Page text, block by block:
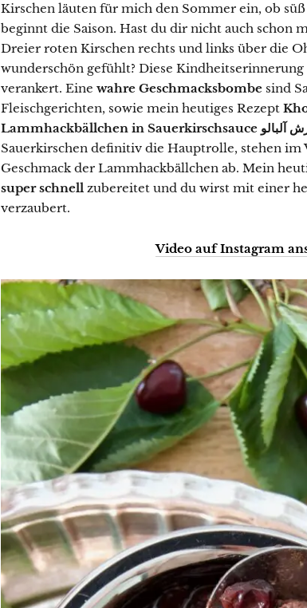
Kirschen läuten für mich den Sommer ein, ob
beginnt die Saison. Hast du dir nicht auch schon
Dreier roten Kirschen rechts und links über die
wunderschön gefühlt? Diese
verankert. Eine wahre Geschmacksbombe sind
Fleischgerichten, sowie mein heutiges Rezept
Sauerkirschen definitiv die Hauptrolle, stehen
Geschmack der Lammhackbällchen ab. Mein
super schnell zubereitet und du wirst mit einer
verzaubert.
Video auf Instagram
Lust auf
Mit meinem
ganz nah dran
erhältst Tipps
kulinarische
Gewinnspiele